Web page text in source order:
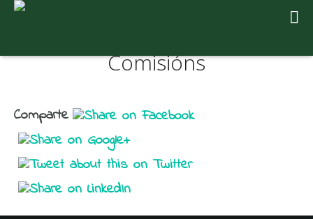
Comisións
Comparte